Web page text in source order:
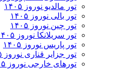
تور مالدیو نوروز ۱۴۰۵
تور بالی نوروز ۱۴۰۵
تور چين نوروز ۱۴۰۵
تور سریلانکا نوروز ۱۴۰۵
تور پاریس نوروز ۱۴۰۵
تور جزایر قناری نوروز ۱۴۰۵
تورهای خارجی نوروز ۱۴۰۵